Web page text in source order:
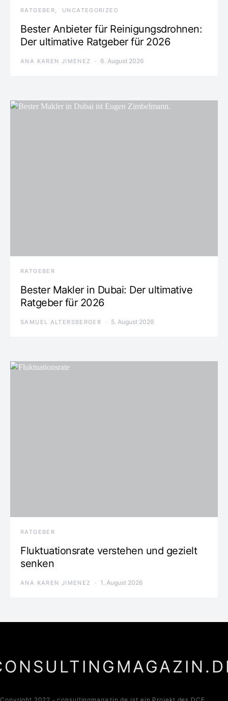
RATGEBER UNCATEGORIZED
Bester Anbieter für Reinigungsdrohnen:
Der ultimative Ratgeber für 2026
ANA KAREN JIMENEZ 6. August 2026
RATGEBER
Bester Makler in Dubai: Der ultimative
Ratgeber für 2026
SAMUEL ALTERSBERGER 5. August 2026
RATGEBER
Fluktuationsrate verstehen und gezielt
senken
ANA KAREN JIMENEZ 1. August 2026